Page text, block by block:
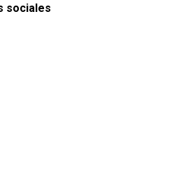
sociales